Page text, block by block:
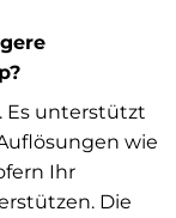
Es unterstützt
wie
Ihr
Die